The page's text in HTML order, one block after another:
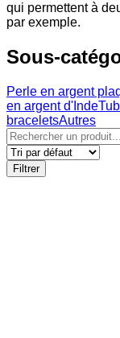
qui permettent à
par exemple.
Sous-
Perle en argent
en argent d'Inde
braceletsAutres
Filtrer